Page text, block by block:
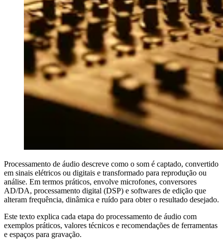
Processamento de áudio descreve como o som é captado, convertido
em sinais elétricos ou digitais e transformado para reprodução ou
análise. Em termos práticos, envolve microfones, conversores
AD/DA, processamento digital (DSP) e softwares de edição que
alteram frequência, dinâmica e ruído para obter o resultado desejado.
Este texto explica cada etapa do processamento de áudio com
exemplos práticos, valores técnicos e recomendações de ferramentas
e espaços para gravação.